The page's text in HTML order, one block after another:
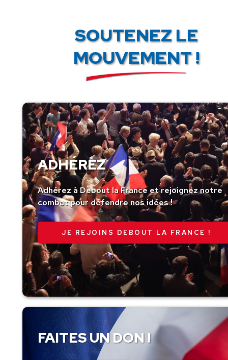
SOUTENEZ LE
MOUVEMENT !
ADHÉREZ
Adhérez à Debout la France et rejoignez notre
combat pour défendre nos idées !
JE REJOINS DEBOUT LA FRANCE !
FAITES UN DON !